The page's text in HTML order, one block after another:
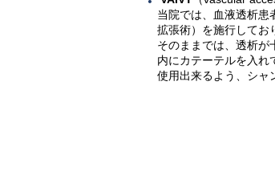
当院では、血液透析患
拡張術）を施行してお
そのままでは、透析が
内にカテーテルを入れ
使用出来るよう、シャ